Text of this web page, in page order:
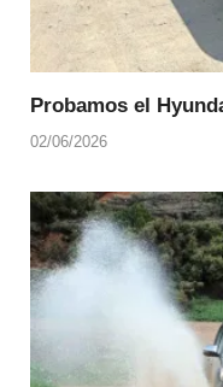
Probamos el
02/06/2026